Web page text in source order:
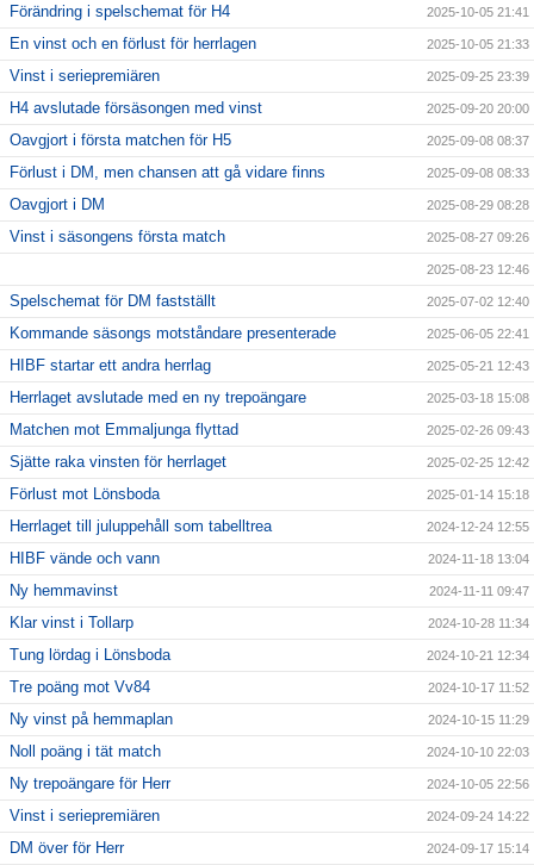
Förändring i spelschemat för H4 2025-10-05 21:41
En vinst och en förlust för herrlagen 2025-10-05 21:33
Vinst i seriepremiären 2025-09-25 23:39
H4 avslutade försäsongen med vinst 2025-09-20 20:00
Oavgjort i första matchen för H5 2025-09-08 08:37
Förlust i DM, men chansen att gå vidare finns 2025-09-08 08:33
Oavgjort i DM 2025-08-29 08:28
Vinst i säsongens första match 2025-08-27 09:26
2025-08-23 12:46
Spelschemat för DM fastställt 2025-07-02 12:40
Kommande säsongs motståndare presenterade 2025-06-05 22:41
HIBF startar ett andra herrlag 2025-05-21 12:43
Herrlaget avslutade med en ny trepoängare 2025-03-18 15:08
Matchen mot Emmaljunga flyttad 2025-02-26 09:43
Sjätte raka vinsten för herrlaget 2025-02-25 12:42
Förlust mot Lönsboda 2025-01-14 15:18
Herrlaget till juluppehåll som tabelltrea 2024-12-24 12:55
HIBF vände och vann 2024-11-18 13:04
Ny hemmavinst 2024-11-11 09:47
Klar vinst i Tollarp 2024-10-28 11:34
Tung lördag i Lönsboda 2024-10-21 12:34
Tre poäng mot Vv84 2024-10-17 11:52
Ny vinst på hemmaplan 2024-10-15 11:29
Noll poäng i tät match 2024-10-10 22:03
Ny trepoängare för Herr 2024-10-05 22:56
Vinst i seriepremiären 2024-09-24 14:22
DM över för Herr 2024-09-17 15:14